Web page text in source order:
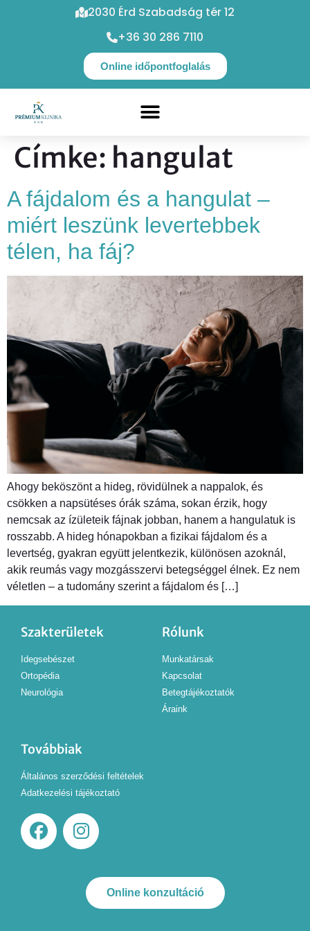
2030 Érd Szabadság tér 12
+36 30 286 7110
Online időpontfoglalás
Címke: hangulat
A fájdalom és a hangulat –
miért leszünk levertebbek
télen, ha fáj?
Ahogy beköszönt a hideg, rövidülnek a nappalok, és
csökken a napsütéses órák száma, sokan érzik, hogy
nemcsak az ízületeik fájnak jobban, hanem a hangulatuk is
rosszabb. A hideg hónapokban a fizikai fájdalom és a
levertség, gyakran együtt jelentkezik, különösen azoknál,
akik reumás vagy mozgásszervi betegséggel élnek. Ez nem
véletlen – a tudomány szerint a fájdalom és […]
Szakterületek
Idegsebészet
Ortopédia
Neurológia
Rólunk
Munkatársak
Kapcsolat
Betegtájékoztatók
Áraink
Továbbiak
Általános szerződési feltételek
Adatkezelési tájékoztató
Online konzultáció